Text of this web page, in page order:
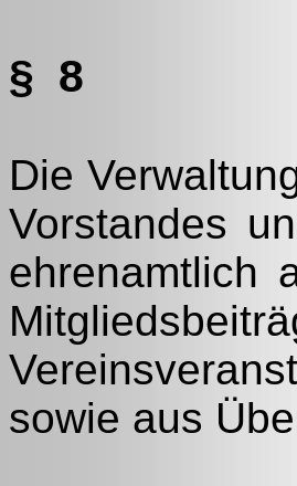
§ 8
Die
Vorstandes
ehrenamtlich
sowie aus